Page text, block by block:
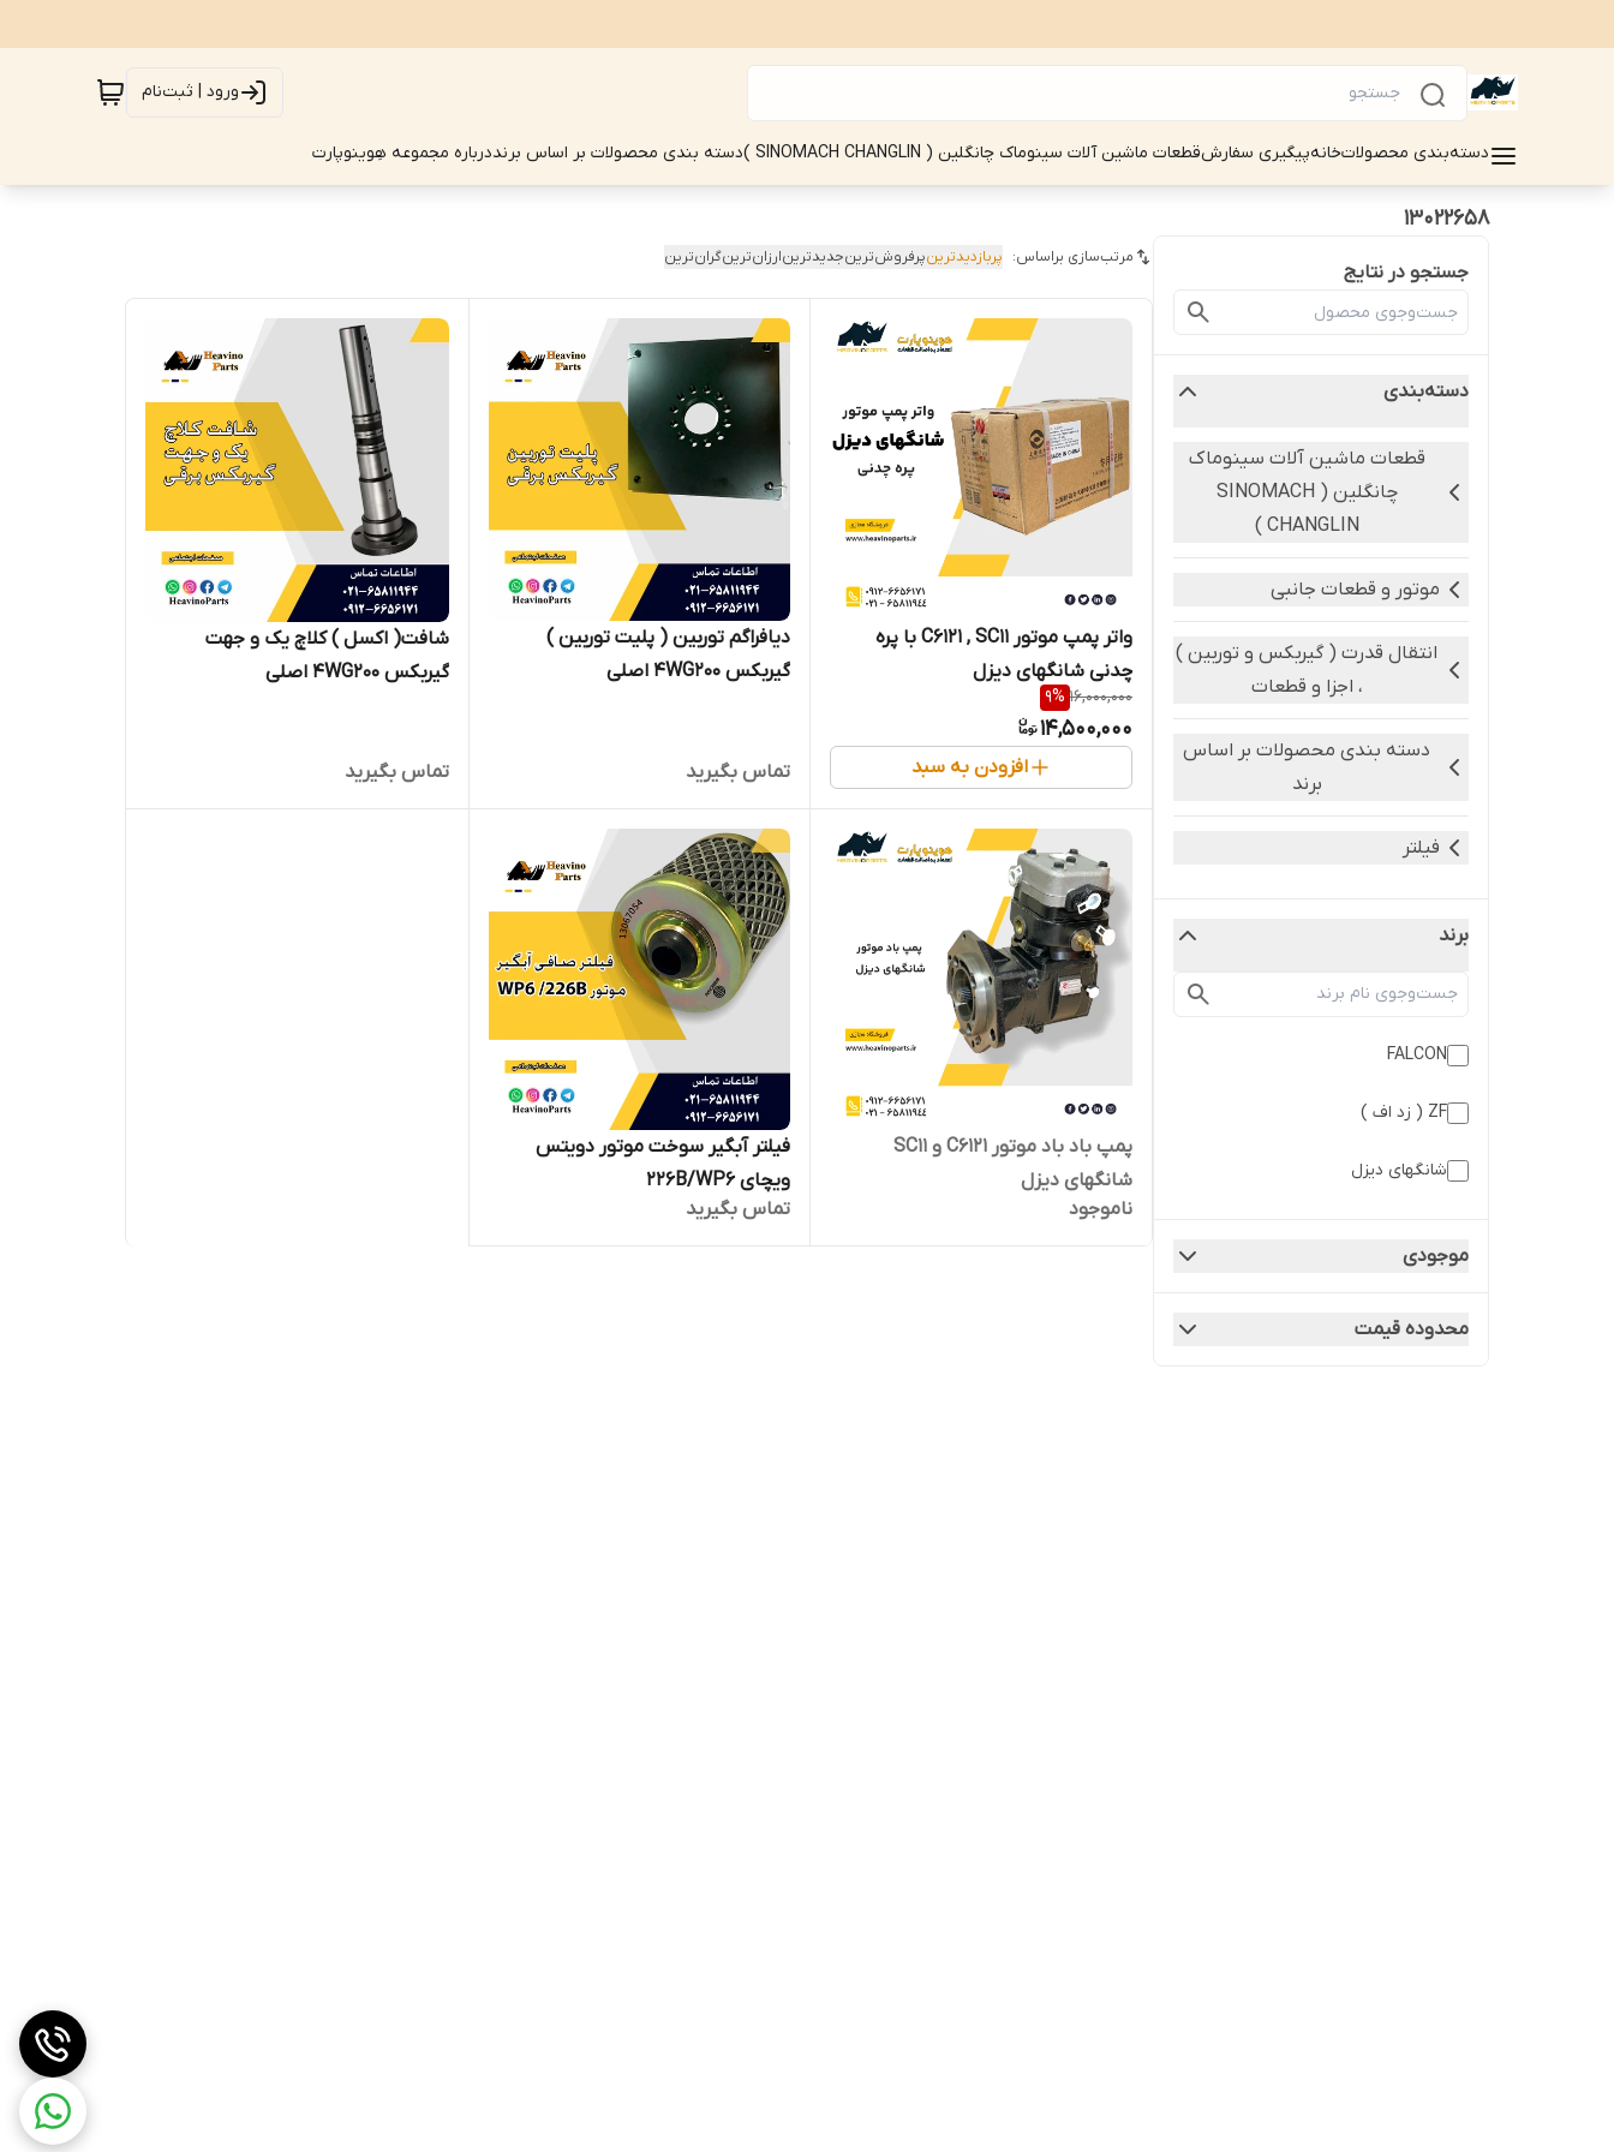
ورود | ثبت‌نام
دسته‌بندی محصولاتخانهپیگیری سفارشقطعات ماشین آلات سینوماک چانگلین ( SINOMACH CHANGLIN ) دسته بندی محصولات بر اساس برنددرباره مجموعه هِوینوپارت
13022658
جستجو در نتایج
دسته‌بندی
قطعات ماشین آلات سینوماک
چانگلین ( SINOMACH
CHANGLIN )
موتور و قطعات جانبی
انتقال قدرت ( گیربکس و توربین )
، اجزا و قطعات
دسته بندی محصولات بر اساس
برند
فیلتر
برند
FALCON
ZF ( زد اف )
شانگهای دیزل
موجودی
محدوده قیمت
مرتب‌سازی براساس: پربازدیدترینپرفروش‌ترینجدیدترینارزان‌ترینگران‌ترین
واتر پمپ موتور C6121 , SC11 با پره
چدنی شانگهای دیزل
16,000,000
9%
14,500,000
افزودن به سبد
دیافراگم توربین ( پلیت توربین )
گیربکس 4WG200 اصلی
تماس بگیرید
شافت( اکسل ) کلاچ یک و جهت
گیربکس 4WG200 اصلی
تماس بگیرید
پمپ باد باد موتور C6121 و SC11
شانگهای دیزل
ناموجود
فیلتر آبگیر سوخت موتور دویتس
ویچای 226B/WP6
تماس بگیرید